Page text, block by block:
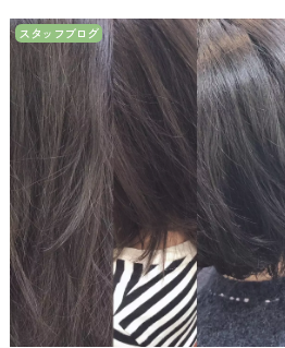
スタッフブログ